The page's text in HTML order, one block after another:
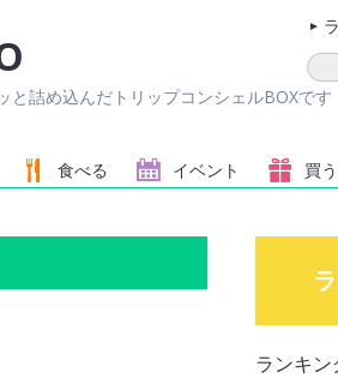
詰め込んだトリップコンシェルBOXです
食べる イベント 買う
ランキン